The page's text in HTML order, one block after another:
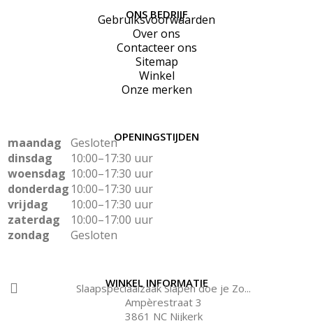
ONS BEDRIJF
Gebruiksvoorwaarden
Over ons
Contacteer ons
Sitemap
Winkel
Onze merken
OPENINGSTIJDEN
maandag
Gesloten
dinsdag
10:00–17:30 uur
woensdag 10:00–17:30 uur
donderdag 10:00–17:30 uur
vrijdag
10:00–17:30 uur
zaterdag
10:00–17:00 uur
zondag
Gesloten
WINKEL INFORMATIE
Slaapspeciaalzaak Slapen doe je Zo...
Ampèrestraat 3
3861 NC Nijkerk